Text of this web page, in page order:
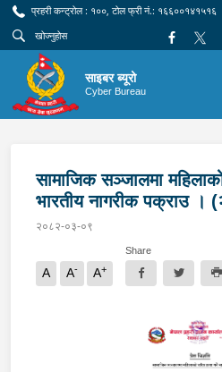
प्रहरी कन्ट्रोल : १००, टोल फ्री नं.: १६६००१४१५१६
साइबर ब्यूरो
Cyber Bureau
सामाजिक सञ्जालमा
भारतीय नागरीक पक्राउ
२०८२-०३-०९
A A- A+
Share